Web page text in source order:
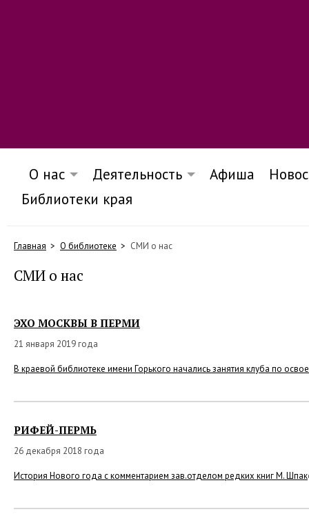
О нас Деятельность Афиша
Библиотеки края
Главная О библиотеке СМИ о нас
СМИ о нас
ЭХО МОСКВЫ В ПЕРМИ
21 января 2019 года
В краевой библиотеке имени Горького начались занятия клуба по
РИФЕЙ-ПЕРМЬ
26 декабря 2018 года
История Нового года с комментарием зав.отделом редких книг М. Шпак